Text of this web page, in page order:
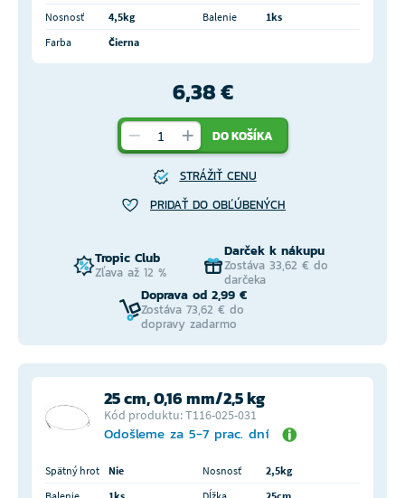
Nosnosť
4,5kg Balenie
1ks
Farba
Čierna
6,38 €
DO KOŠÍKA
STRÁŽIŤ CENU
PRIDAŤ DO OBĽÚBENÝCH
Tropic Club
Zľava až 12 %
Darček k nákupu
Zostáva 33,62 € do
darčeka
Doprava od 2,99 €
Zostáva 73,62 € do
dopravy zadarmo
25 cm, 0,16 mm/2,5 kg
Kód produktu: T116-025-031
Odošleme za 5-7 prac. dní
Spätný hrot Nie Nosnosť
2,5kg